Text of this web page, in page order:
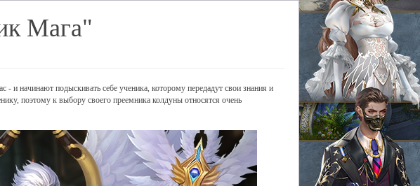
Мага"
и начинают подыскивать себе ученика, которому передадут свои знания и
поэтому к выбору своего преемника колдуны относятся очень